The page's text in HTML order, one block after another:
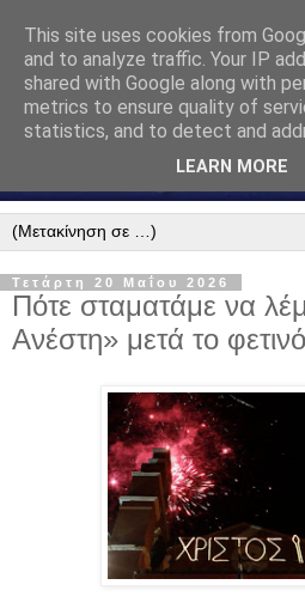
Τετάρτη 20 Μαΐου 2026
Πότε σταματάμε να
Ανέστη» μετά το
This site uses cookies from
and to analyze traffic. Your IP
shared with Google along with
metrics to ensure quality of
statistics, and to detect and
LEARN MORE